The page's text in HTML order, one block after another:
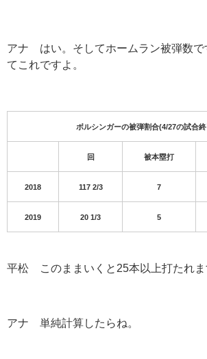
アナ はい。そしてホームラン被弾数で
てこれですよ。
ボルシンガーの被弾割合(4/27の試合
回 被本塁打
2018 117 2/3 7
2019 20 1/3 5
平松 このままいくと 25本以上打たれま
アナ 単純計算したらね。